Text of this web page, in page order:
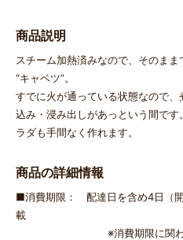
商品説明
スチーム加熱済みなので、そのま
“キャベツ”。
すでに火が通っている状態なので
込み・浸み出しがあっという間で
ラダも手間なく作れます。
商品の詳細情報
■消費期限： 配達日を含め4日（
載
※消費期限に関わらず開